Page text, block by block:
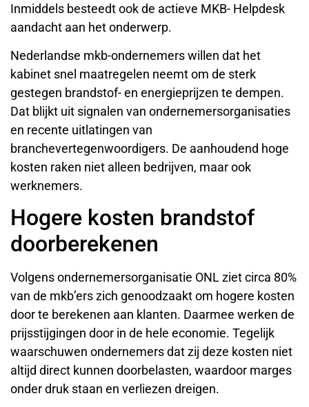
Inmiddels besteedt ook de actieve MKB- Helpdesk
aandacht aan het onderwerp.
Nederlandse mkb-ondernemers willen dat het
kabinet snel maatregelen neemt om de sterk
gestegen brandstof- en energieprijzen te dempen.
Dat blijkt uit signalen van ondernemersorganisaties
en recente uitlatingen van
branchevertegenwoordigers. De aanhoudend hoge
kosten raken niet alleen bedrijven, maar ook
werknemers.
Hogere kosten brandstof
doorberekenen
Volgens ondernemersorganisatie ONL ziet circa 80%
van de mkb’ers zich genoodzaakt om hogere kosten
door te berekenen aan klanten. Daarmee werken de
prijsstijgingen door in de hele economie. Tegelijk
waarschuwen ondernemers dat zij deze kosten niet
altijd direct kunnen doorbelasten, waardoor marges
onder druk staan en verliezen dreigen.